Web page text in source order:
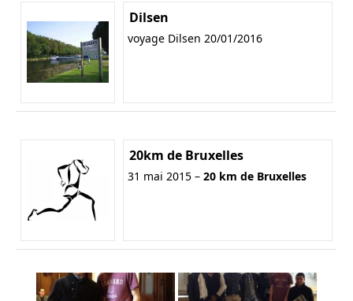
Dilsen
voyage Dilsen 20/01/2016
20km de Bruxelles
31 mai 2015 – 20 km de Bruxelles